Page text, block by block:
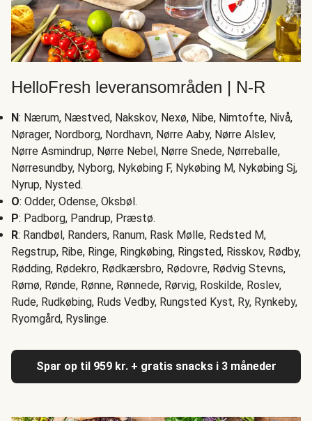
HelloFresh leveransområden | N-R
N: Nærum, Næstved, Nakskov, Nexø, Nibe, Nimtofte, Nivå,
Nørager, Nordborg, Nordhavn, Nørre Aaby, Nørre Alslev,
Nørre Asmindrup, Nørre Nebel, Nørre Snede, Nørreballe,
Nørresundby, Nyborg, Nykøbing F, Nykøbing M, Nykøbing Sj,
Nyrup, Nysted.
O: Odder, Odense, Oksbøl.
P: Padborg, Pandrup, Præstø.
R: Randbøl, Randers, Ranum, Rask Mølle, Redsted M,
Regstrup, Ribe, Ringe, Ringkøbing, Ringsted, Risskov, Rødby,
Rødding, Rødekro, Rødkærsbro, Rødovre, Rødvig Stevns,
Rømø, Rønde, Rønne, Rønnede, Rørvig, Roskilde, Roslev,
Rude, Rudkøbing, Ruds Vedby, Rungsted Kyst, Ry, Rynkeby,
Ryomgård, Ryslinge.
Spar op til 959 kr. + gratis snacks i 3 måneder